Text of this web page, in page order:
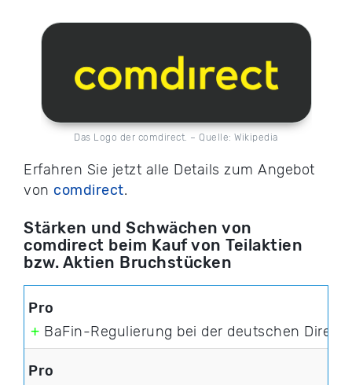
Das Logo der comdirect. – Quelle: Wikipedia
Erfahren Sie jetzt alle Details zum Angebot
von comdirect.
Stärken und Schwächen von
comdirect beim Kauf von Teilaktien
bzw. Aktien Bruchstücken
+ BaFin-Regulierung bei der deutschen